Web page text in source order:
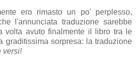
ero rimasto un po' perplesso,
l'annunciata traduzione sarebbe
volta avuto finalmente il libro tra le
graditissima sorpresa: la traduzione
versi!